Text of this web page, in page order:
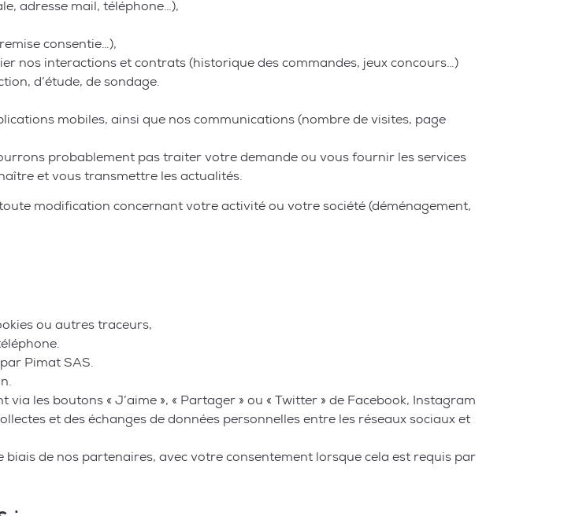
adresse mail, téléphone…),
consentie…),
nos interactions et contrats (historique des commandes, jeux concours…)
d’étude, de sondage.
mobiles, ainsi que nos communications (nombre de visites, page
probablement pas traiter votre demande ou vous fournir les services
et vous transmettre les actualités.
modification concernant votre activité ou votre société (déménagement,
ou autres traceurs,
Pimat SAS.
les boutons « J’aime », « Partager » ou « Twitter » de Facebook, Instagram
et des échanges de données personnelles entre les réseaux sociaux et
de nos partenaires, avec votre consentement lorsque cela est requis par